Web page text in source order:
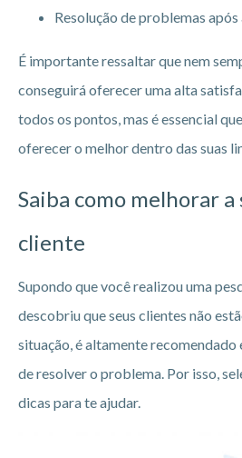
Resolução de problemas
É importante ressaltar que nem
conseguirá oferecer uma alta
todos os pontos, mas é essencial
oferecer o melhor dentro das suas
Saiba como melhorar
cliente
Supondo que você realizou uma
descobriu que seus clientes não
situação, é altamente
de resolver o problema. Por isso,
dicas para te ajudar.